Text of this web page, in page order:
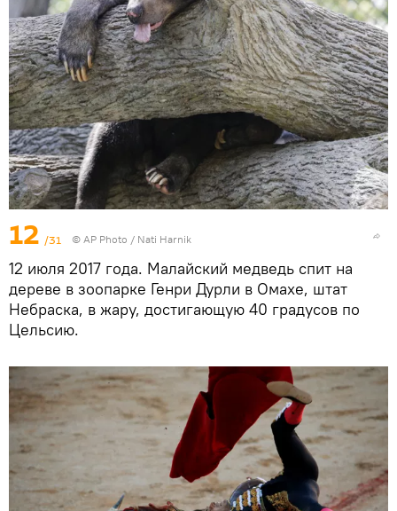
12 /31 © AP Photo / Nati Harnik
12 июля 2017 года. Малайский медведь спит на
дереве в зоопарке Генри Дурли в Омахе, штат
Небраска, в жару, достигающую 40 градусов по
Цельсию.